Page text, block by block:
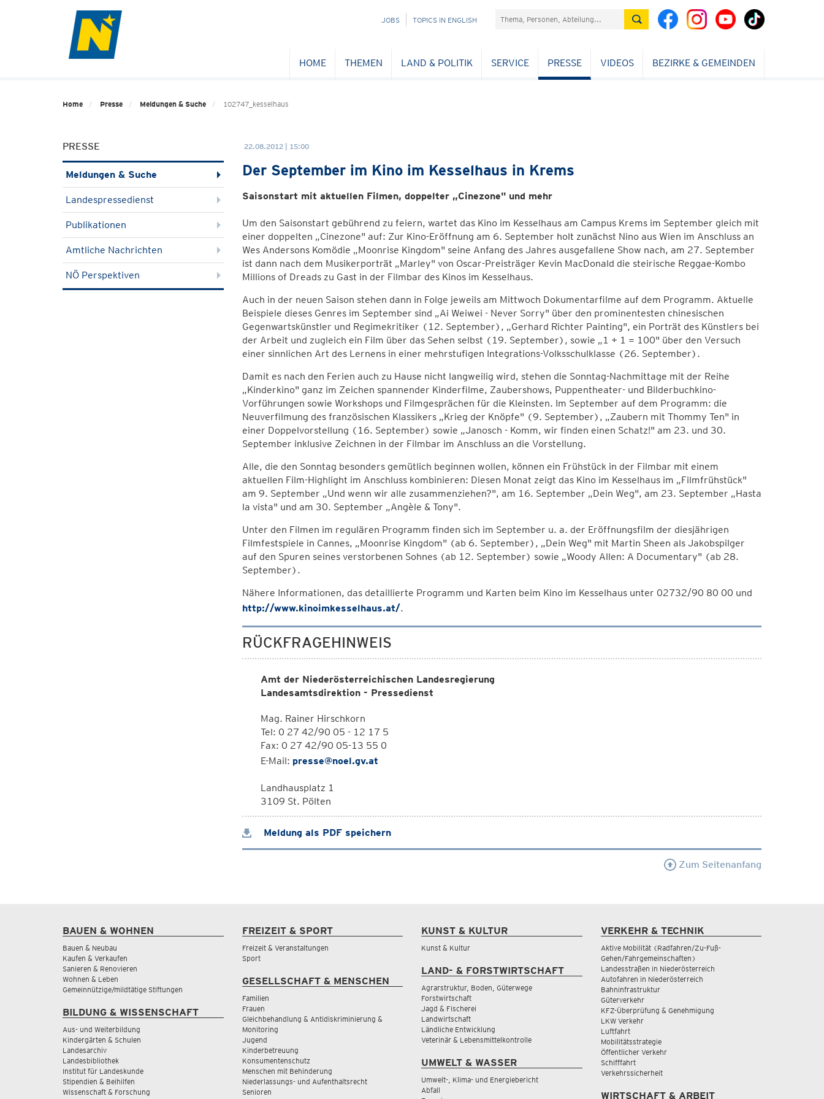
NAVIGATION
JOBS TOPICS IN ENGLISH Suchefeld
HOME THEMEN LAND & POLITIK SERVICE PRESSE VIDEOS BEZIRKE & GEMEINDEN
Home Presse Meldungen & Suche 102747_kesselhaus
PRESSE
Meldungen & Suche
Landespressedienst
Publikationen
Amtliche Nachrichten
NÖ Perspektiven
22.08.2012 | 15:00
Der September im Kino im Kesselhaus in Krems
Saisonstart mit aktuellen Filmen, doppelter „Cinezone" und mehr
Um den Saisonstart gebührend zu feiern, wartet das Kino im Kesselhaus am Campus Krems im September gleich mit
einer doppelten „Cinezone" auf: Zur Kino-Eröffnung am 6. September holt zunächst Nino aus Wien im Anschluss an
Wes Andersons Komödie „Moonrise Kingdom" seine Anfang des Jahres ausgefallene Show nach, am 27. September
ist dann nach dem Musikerporträt „Marley" von Oscar-Preisträger Kevin MacDonald die steirische Reggae-Kombo
Millions of Dreads zu Gast in der Filmbar des Kinos im Kesselhaus.
Auch in der neuen Saison stehen dann in Folge jeweils am Mittwoch Dokumentarfilme auf dem Programm. Aktuelle
Beispiele dieses Genres im September sind „Ai Weiwei - Never Sorry" über den prominentesten chinesischen
Gegenwartskünstler und Regimekritiker (12. September), „Gerhard Richter Painting", ein Porträt des Künstlers bei
der Arbeit und zugleich ein Film über das Sehen selbst (19. September), sowie „1 + 1 = 100" über den Versuch
einer sinnlichen Art des Lernens in einer mehrstufigen Integrations-Volksschulklasse (26. September).
Damit es nach den Ferien auch zu Hause nicht langweilig wird, stehen die Sonntag-Nachmittage mit der Reihe
„Kinderkino" ganz im Zeichen spannender Kinderfilme, Zaubershows, Puppentheater- und Bilderbuchkino-
Vorführungen sowie Workshops und Filmgesprächen für die Kleinsten. Im September auf dem Programm: die
Neuverfilmung des französischen Klassikers „Krieg der Knöpfe" (9. September), „Zaubern mit Thommy Ten" in
einer Doppelvorstellung (16. September) sowie „Janosch - Komm, wir finden einen Schatz!" am 23. und 30.
September inklusive Zeichnen in der Filmbar im Anschluss an die Vorstellung.
Alle, die den Sonntag besonders gemütlich beginnen wollen, können ein Frühstück in der Filmbar mit einem
aktuellen Film-Highlight im Anschluss kombinieren: Diesen Monat zeigt das Kino im Kesselhaus im „Filmfrühstück"
am 9. September „Und wenn wir alle zusammenziehen?", am 16. September „Dein Weg", am 23. September „Hasta
la vista" und am 30. September „Angèle & Tony".
Unter den Filmen im regulären Programm finden sich im September u. a. der Eröffnungsfilm der diesjährigen
Filmfestspiele in Cannes, „Moonrise Kingdom" (ab 6. September), „Dein Weg" mit Martin Sheen als Jakobspilger
auf den Spuren seines verstorbenen Sohnes (ab 12. September) sowie „Woody Allen: A Documentary" (ab 28.
September).
Nähere Informationen, das detaillierte Programm und Karten beim Kino im Kesselhaus unter 02732/90 80 00 und
http://www.kinoimkesselhaus.at/.
RÜCKFRAGEHINWEIS
Amt der Niederösterreichischen Landesregierung
Landesamtsdirektion - Pressedienst
Mag. Rainer Hirschkorn
Tel: 0 27 42/90 05 - 12 17 5
Fax: 0 27 42/90 05-13 55 0
E-Mail: presse@noel.gv.at
Landhausplatz 1
3109 St. Pölten
Meldung als PDF speichern
Zum Seitenanfang
BAUEN & WOHNEN
Bauen & Neubau
Kaufen & Verkaufen
Sanieren & Renovieren
Wohnen & Leben
Gemeinnützige/mildtätige Stiftungen
BILDUNG & WISSENSCHAFT
Aus- und Weiterbildung
Kindergärten & Schulen
Landesarchiv
Landesbibliothek
Institut für Landeskunde
Stipendien & Beihilfen
Wissenschaft & Forschung
FREIZEIT & SPORT
Freizeit & Veranstaltungen
Sport
GESELLSCHAFT & MENSCHEN
Familien
Frauen
Gleichbehandlung & Antidiskriminierung &
Monitoring
Jugend
Kinderbetreuung
Konsumentenschutz
Menschen mit Behinderung
Niederlassungs- und Aufenthaltsrecht
Senioren
KUNST & KULTUR
Kunst & Kultur
LAND- & FORSTWIRTSCHAFT
Agrarstruktur, Boden, Güterwege
Forstwirtschaft
Jagd & Fischerei
Landwirtschaft
Ländliche Entwicklung
Veterinär & Lebensmittelkontrolle
UMWELT & WASSER
Umwelt-, Klima- und Energiebericht
Abfall
VERKEHR & TECHNIK
Aktive Mobilität (Radfahren/Zu-Fuß-
Gehen/Fahrgemeinschaften)
Landesstraßen in Niederösterreich
Autofahren in Niederösterreich
Bahninfrastruktur
Güterverkehr
KFZ-Überprüfung & Genehmigung
LKW Verkehr
Luftfahrt
Mobilitätsstrategie
Öffentlicher Verkehr
Schifffahrt
Verkehrssicherheit
WIRTSCHAFT & ARBEIT